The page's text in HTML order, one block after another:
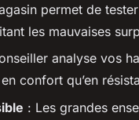
permet de
les mauvaises
analyse vos
confort qu’en
: Les grandes